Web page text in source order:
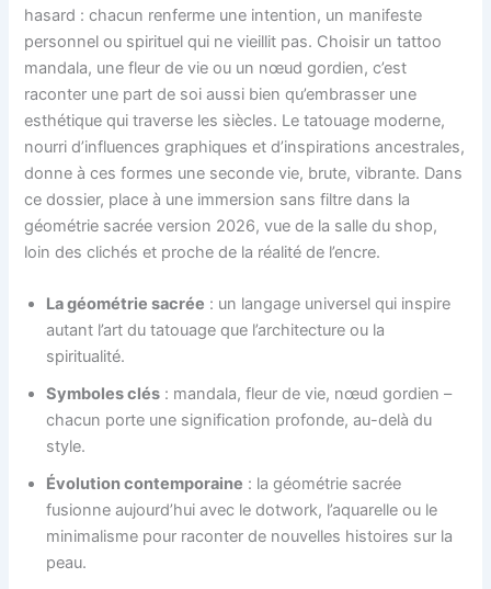
hasard : chacun renferme une intention, un manifeste
personnel ou spirituel qui ne vieillit pas. Choisir un tattoo
mandala, une fleur de vie ou un nœud gordien, c’est
raconter une part de soi aussi bien qu’embrasser une
esthétique qui traverse les siècles. Le tatouage moderne,
nourri d’influences graphiques et d’inspirations ancestrales,
donne à ces formes une seconde vie, brute, vibrante. Dans
ce dossier, place à une immersion sans filtre dans la
géométrie sacrée version 2026, vue de la salle du shop,
loin des clichés et proche de la réalité de l’encre.
La géométrie sacrée : un langage universel qui inspire
autant l’art du tatouage que l’architecture ou la
spiritualité.
Symboles clés : mandala, fleur de vie, nœud gordien –
chacun porte une signification profonde, au-delà du
style.
Évolution contemporaine : la géométrie sacrée
fusionne aujourd’hui avec le dotwork, l’aquarelle ou le
minimalisme pour raconter de nouvelles histoires sur la
peau.